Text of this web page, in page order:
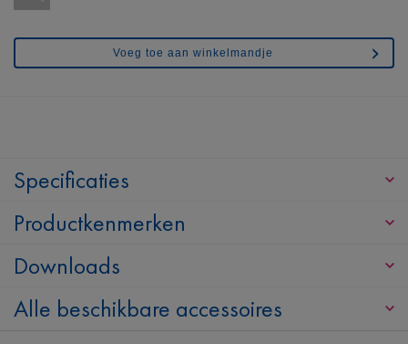
Voeg toe aan winkelmandje
Specificaties
Productkenmerken
Downloads
Alle beschikbare accessoires